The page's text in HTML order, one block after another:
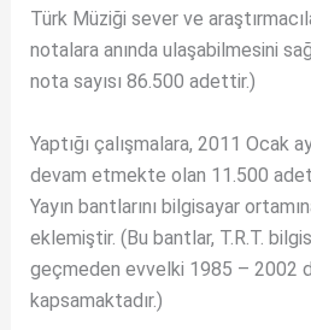
Türk Müziği sever ve
notalara anında ulaşabilmesini
nota sayısı 86.500 adettir.)
Yaptığı çalışmalara, 2011 Ocak
devam etmekte olan 11.500
Yayın bantlarını bilgisayar
eklemiştir. (Bu bantlar, T.R.T.
geçmeden evvelki 1985 – 2002
kapsamaktadır.)